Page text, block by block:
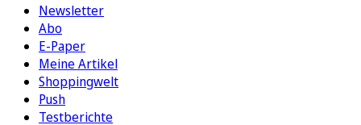
Newsletter
Abo
E-Paper
Meine Artikel
Shoppingwelt
Push
Testberichte